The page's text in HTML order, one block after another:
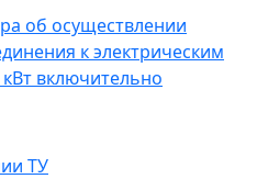
об осуществлении
к электрическим
включительно
ТУ